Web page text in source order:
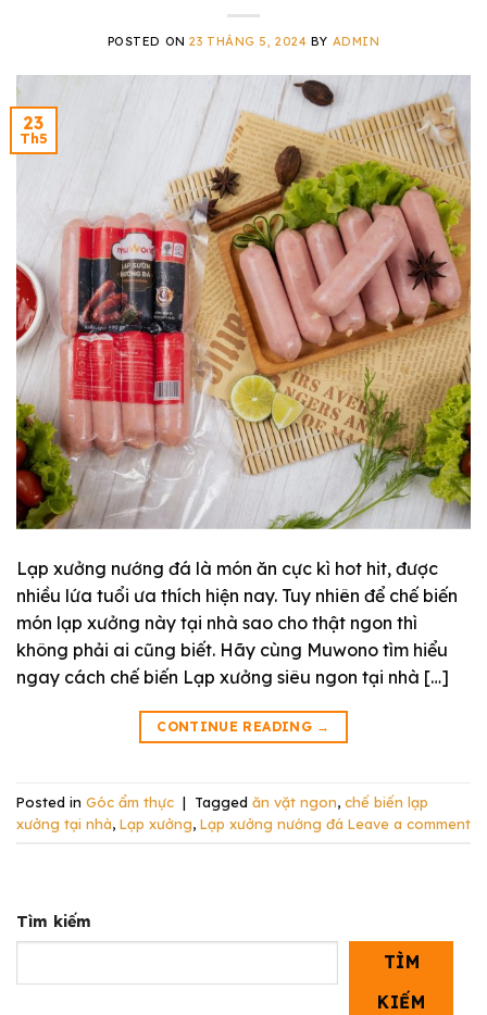
POSTED ON23 THÁNG 5, 2024 BY ADMIN
23
Th5
Lạp xưởng nướng đá là món ăn cực kì hot hit, được
nhiều lứa tuổi ưa thích hiện nay. Tuy nhiên để chế biến
món lạp xưởng này tại nhà sao cho thật ngon thì
không phải ai cũng biết. Hãy cùng Muwono tìm hiểu
ngay cách chế biến Lạp xưởng siêu ngon tại nhà […]
CONTINUE READING →
Posted in Góc ẩm thực | Tagged ăn vặt ngon, chế biến lạp
xưởng tại nhà, Lạp xưởng, Lạp xưởng nướng đá Leave a comment
Tìm kiếm
TÌM
KIẾM